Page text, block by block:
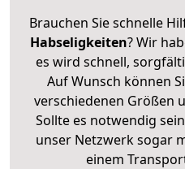
Brauchen Sie schnelle
Habseligkeiten? Wir
es wird schnell,
Auf Wunsch können
verschiedenen Größen
Sollte es notwendig
unser Netzwerk sogar
einem